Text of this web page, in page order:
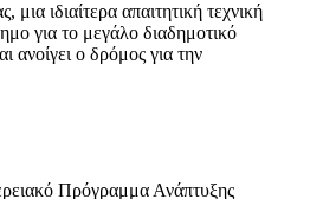
ιδιαίτερα απαιτητική τεχνική
για το μεγάλο διαδημοτικό
ο δρόμος για την
Πρόγραμμα Ανάπτυξης